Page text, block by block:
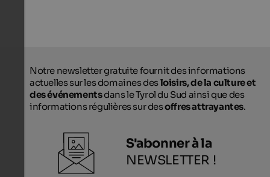
Notre newsletter gratuite fournit des informations
actuelles sur les domaines desloisirs, de la culture et
des événementsdans le Tyrol du Sud ainsi que des
informations régulières sur desoffres attrayantes.
S'abonner à la
NEWSLETTER !